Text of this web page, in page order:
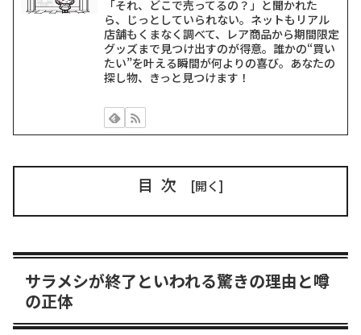
「それ、どこで売ってるの？」と聞かれた
ら、じっとしていられない。ネットもリアル
店舗もくまなく調べて、レア商品から期間限定
グッズまで見つけ出すのが得意。誰かの“買い
たい”を叶える瞬間が何よりの喜び。あなたの
探し物、きっと見つけます！
目次
サラメシが終了といわれる驚きの理由と噂
の正体